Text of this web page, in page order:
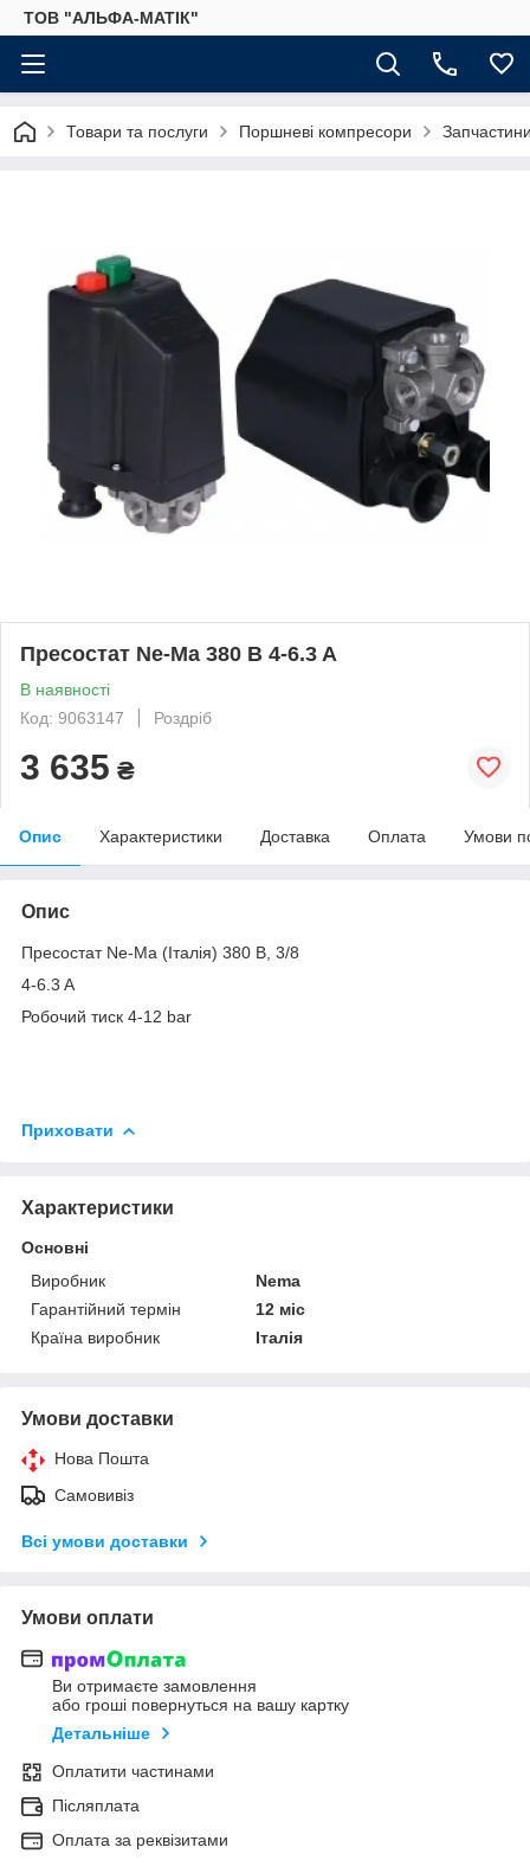
ТОВ "АЛЬФА-МАТІК"
Товари та послуги Поршневі компресори
Пресостат Ne-Ma 380 B 4-6.3 A
В наявності
Код: 9063147
Роздріб
3 635 ₴
Опис Характеристики Доставка Оплата Умови
Опис
Пресостат Ne-Ma (Італія) 380 В, 3/8
4-6.3 A
Робочий тиск 4-12 bar
Приховати
Характеристики
Основні
Виробник
Nema
Гарантійний термін
12 міс
Країна виробник
Італія
Умови доставки
Нова Пошта
Самовивіз
Всі умови доставки
Умови оплати
Ви отримаєте замовлення
або гроші повернуться на вашу картку
Детальніше
Оплатити частинами
Післяплата
Оплата за реквізитами